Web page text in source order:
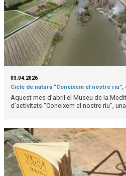
03.04.2026
Cicle de natura “Coneixem el nostre riu”,
Aquest mes d’abril el Museu de la
d’activitats “Coneixem el nostre riu”,